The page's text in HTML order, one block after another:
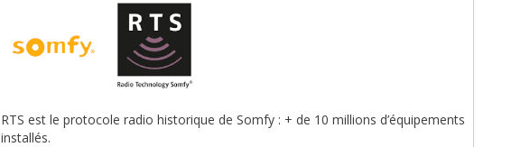
RTS est le protocole radio historique de Somfy : + de 10 millions d’équipements
installés.